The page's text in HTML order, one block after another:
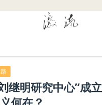
继明研究中心”成
何在？